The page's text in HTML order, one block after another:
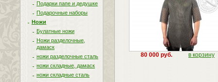
Подарки папе и дедушке
Подарочные наборы
Ножи
Булатные ножи
Ножи разделочные,
дамаск
ножи разделочные сталь
ножи складные, дамаск
ножи складные сталь
80 000 руб. в корзину